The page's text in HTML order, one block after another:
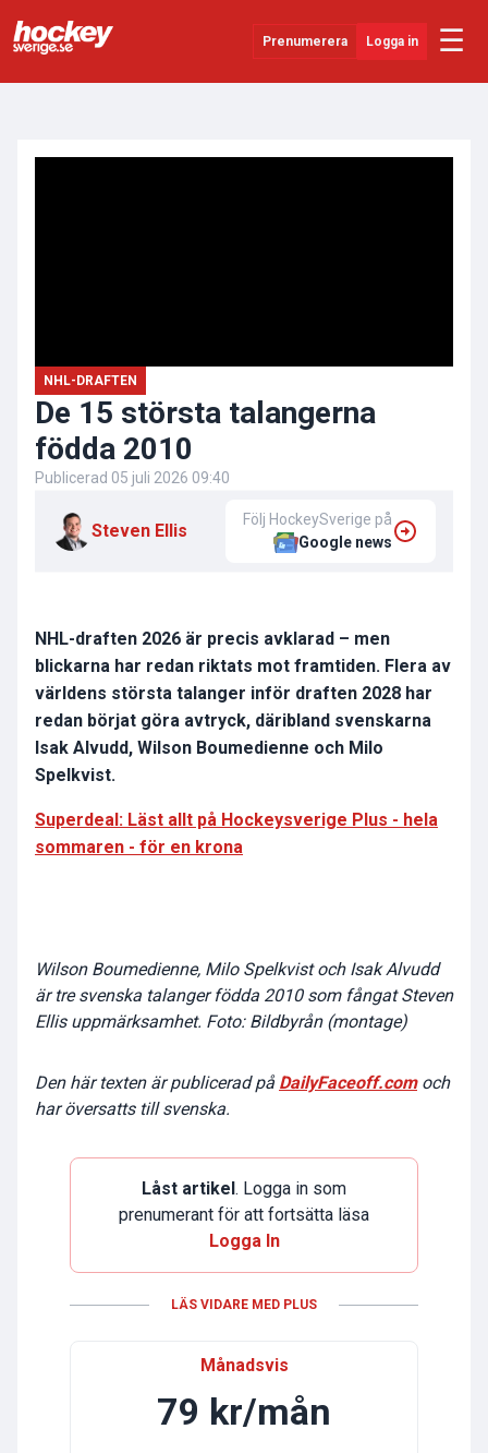
Prenumerera Logga in ☰
NHL-DRAFTEN
De 15 största talangerna
födda 2010
Publicerad 05 juli 2026 09:40
Steven Ellis
Följ HockeySverige på
Google news
NHL-draften 2026 är precis avklarad – men
blickarna har redan riktats mot framtiden. Flera av
världens största talanger inför draften 2028 har
redan börjat göra avtryck, däribland svenskarna
Isak Alvudd, Wilson Boumedienne och Milo
Spelkvist.
Superdeal: Läst allt på Hockeysverige Plus - hela
sommaren - för en krona
Wilson Boumedienne, Milo Spelkvist och Isak Alvudd
är tre svenska talanger födda 2010 som fångat Steven
Ellis uppmärksamhet. Foto: Bildbyrån (montage)
Den här texten är publicerad på DailyFaceoff.comoch
har översatts till svenska.
Låst artikel . Logga in som
prenumerant för att fortsätta läsa
Logga In
LÄS VIDARE MED PLUS
Månadsvis
79 kr/mån